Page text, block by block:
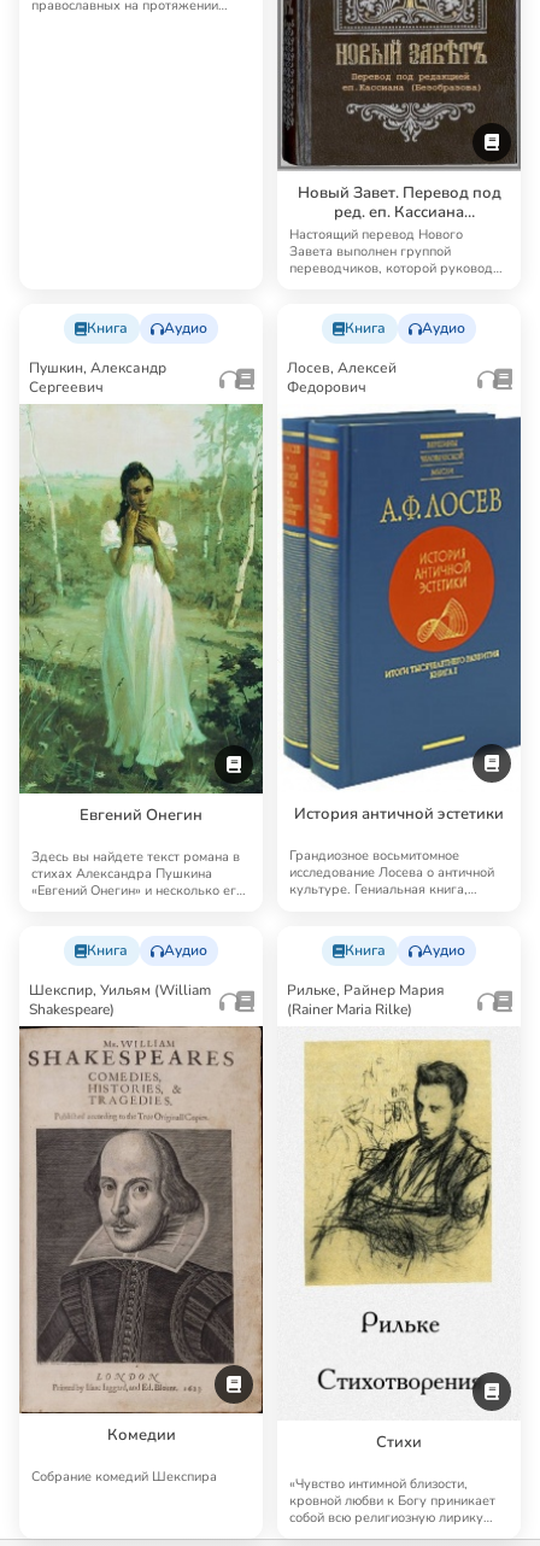
православных на протяжении
Новый Завет. Перевод под
ред. еп. Кассиана
(Безобразова)
Настоящий перевод Нового
Завета выполнен группой
переводчиков, которой руководил
Книга Аудио
Пушкин, Александр
Сергеевич
Евгений Онегин
Здесь вы найдете текст романа в
стихах Александра Пушкина
«Евгений Онегин» и несколько его
Книга Аудио
Лосев, Алексей
Федорович
История античной эстетики
Грандиозное восьмитомное
исследование Лосева о античной
культуре. Гениальная книга,
Книга Аудио
Шекспир, Уильям (William
Shakespeare)
Комедии
Собрание комедий Шекспира
Книга Аудио
Рильке, Райнер Мария
(Rainer Maria Rilke)
Стихи
«Чувство интимной близости,
кровной любви к Богу приникает
собой всю религиозную лирику
Рильке, и он…